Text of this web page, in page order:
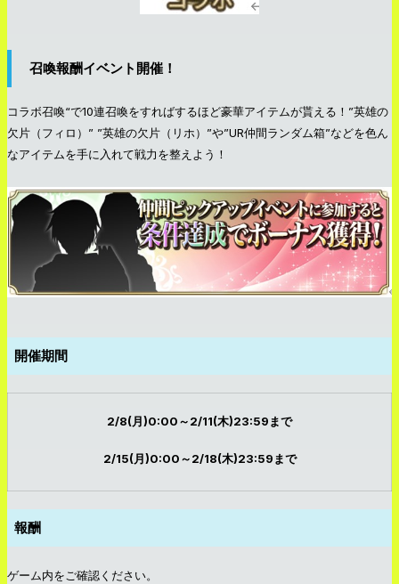
召喚報酬イベント開催！
コラボ召喚“で10連召喚をすればするほど豪華アイテムが貰える！”英雄の
欠片（フィロ）” ”英雄の欠片（リホ）”や”UR仲間ランダム箱”などを色ん
なアイテムを手に入れて戦力を整えよう！
開催期間
2/8(月)0:00～2/11(木)23:59まで
2/15(月)0:00～2/18(木)23:59まで
報酬
ゲーム内をご確認ください。